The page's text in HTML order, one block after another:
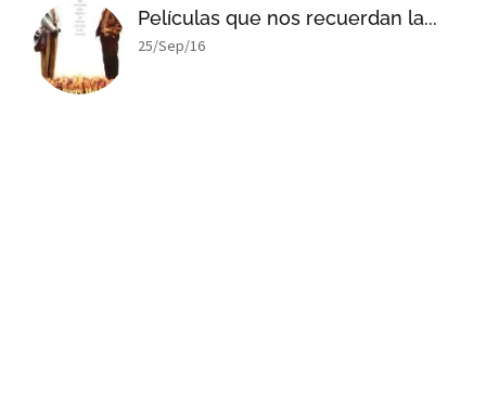
Películas que nos recuerdan la...
25/Sep/16